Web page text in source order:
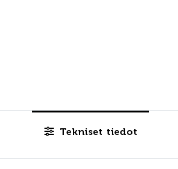
Tekniset tiedot